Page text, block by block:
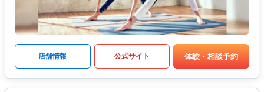
店舗情報 公式サイト 体験・相談予約